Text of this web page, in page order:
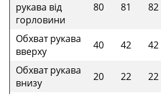
рукава від
горловини
80 81 82
Обхват рукава
вверху
40 42 42
Обхват рукава
внизу
20 22 22